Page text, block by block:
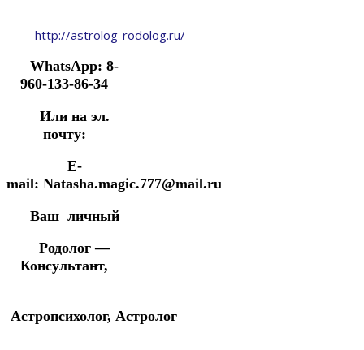
http://astrolog-rodolog.ru/
WhatsApp: 8-
960-133-86-34
Или на эл.
почту:
E-
mail: Natasha.magic.777@mail.ru
Ваш личный
Родолог —
Консультант,
Астропсихолог, Астролог